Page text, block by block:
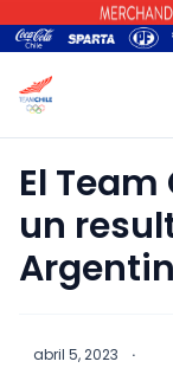
El
un
abril 5, 2023 ·